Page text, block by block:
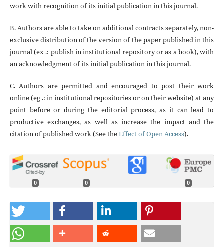
work with recognition of its initial publication in this journal.
B. Authors are able to take on additional contracts separately, non-
exclusive distribution of the version of the paper published in this
journal (ex .: publish in institutional repository or as a book), with
an acknowledgment of its initial publication in this journal.
C. Authors are permitted and encouraged to post their work
online (eg .: in institutional repositories or on their website) at any
point before or during the editorial process, as it can lead to
productive exchanges, as well as increase the impact and the
citation of published work (See theEffect of Open Access).
0 0 0